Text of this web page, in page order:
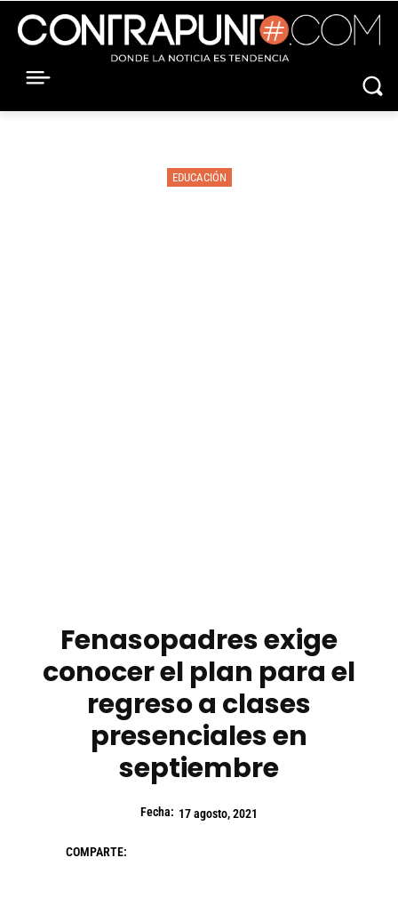
EDUCACIÓN
Fenasopadres exige
conocer el plan para el
regreso a clases
presenciales en
septiembre
Fecha: 17 agosto, 2021
COMPARTE: